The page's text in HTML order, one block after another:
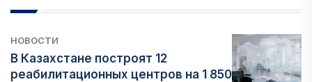
НОВОСТИ
В Казахстане построят 12
реабилитационных центров на 1 850